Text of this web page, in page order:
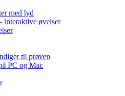
med lyd
Interaktive øvelser
til prøven
PC og Mac